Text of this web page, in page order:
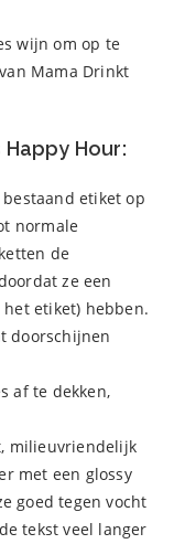
wijn om op te
Mama Drinkt
Hour:
etiket op
normale
de
ze een
etiket) hebben.
doorschijnen
af te dekken,
milieuvriendelijk
met een glossy
goed tegen vocht
tekst veel langer